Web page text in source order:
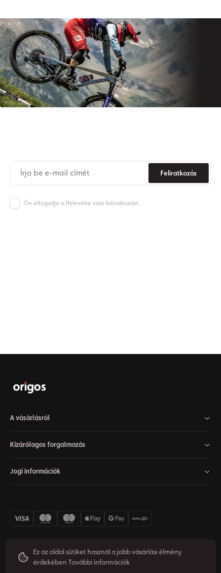
Feliratkozás
Ön elfogadja a Hírlevélre való feliratkozást.
A vásárlásról
Kizárólagos forgalmazás
Jogi információk
Cookie beállítások Elállás a szerződéstől
Ez az oldal sütiket használ a jobb vásárlási élmény
érdekébenTovábbi információk